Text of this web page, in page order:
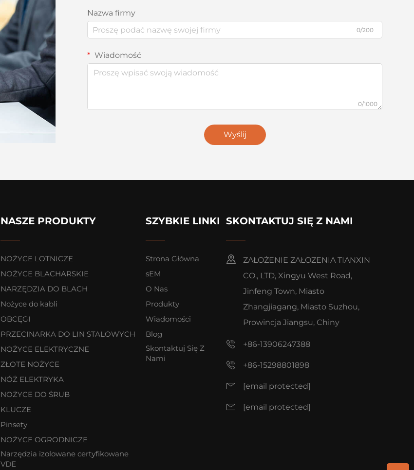
Nazwa firmy
0/200
Wiadomość
0/1000
Wyślij
NASZE PRODUKTY
NOŻYCE LOTNICZE
NOŻYCE BLACHARSKIE
NARZĘDZIA DO BLACH
Nożyce do kabli
OBCĘGI
PRZECINARKA DO LIN STALOWYCH
NOŻYCE ELEKTRYCZNE
ZŁOTE NOŻYCE
NÓŻ ELEKTRYKA
NOŻYCE DO ŚRUB
KLUCZE
Pinsety
NOŻYCE OGRODNICZE
Narzędzia izolowane certyfikowane
VDE
SZYBKIE LINKI
Strona Główna
sEM
O Nas
Produkty
Wiadomości
Blog
Skontaktuj Się Z
Nami
SKONTAKTUJ SIĘ Z NAMI
ZAŁOŻENIE ZAŁOZENIA TIANXIN
CO., LTD, Xingyu West Road,
Jinfeng Town, Miasto
Zhangjiagang, Miasto Suzhou,
Prowincja Jiangsu, Chiny
+86-13906247388
+86-15298801898
[email protected]
[email protected]